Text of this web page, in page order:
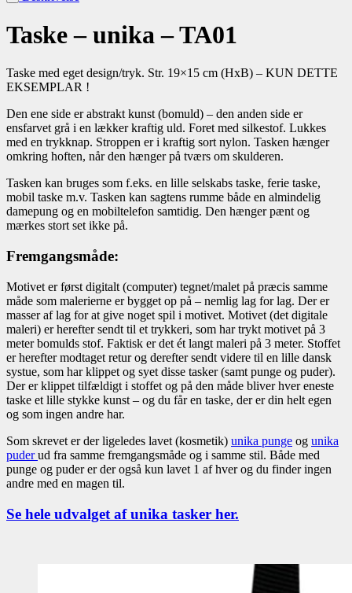
Taske – unika – TA01
Taske med eget design/tryk. Str. 19×15 cm (HxB) – KUN DETTE
EKSEMPLAR !
Den ene side er abstrakt kunst (bomuld) – den anden side er
ensfarvet grå i en lækker kraftig uld. Foret med silkestof. Lukkes
med en trykknap. Stroppen er i kraftig sort nylon. Tasken hænger
omkring hoften, når den hænger på tværs om skulderen.
Tasken kan bruges som f.eks. en lille selskabs taske, ferie taske,
mobil taske m.v. Tasken kan sagtens rumme både en almindelig
damepung og en mobiltelefon samtidig. Den hænger pænt og
mærkes stort set ikke på.
Fremgangsmåde:
Motivet er først digitalt (computer) tegnet/malet på præcis samme
måde som malerierne er bygget op på – nemlig lag for lag. Der er
masser af lag for at give noget spil i motivet. Motivet (det digitale
maleri) er herefter sendt til et trykkeri, som har trykt motivet på 3
meter bomulds stof. Faktisk er det ét langt maleri på 3 meter. Stoffet
er herefter modtaget retur og derefter sendt videre til en lille dansk
systue, som har klippet og syet disse tasker (samt punge og puder).
Der er klippet tilfældigt i stoffet og på den måde bliver hver eneste
taske et lille stykke kunst – og du får en taske, der er din helt egen
og som ingen andre har.
Som skrevet er der ligeledes lavet (kosmetik) unika punge og unika
puderud fra samme fremgangsmåde og i samme stil. Både med
punge og puder er der også kun lavet 1 af hver og du finder ingen
andre med en magen til.
Se hele udvalget af unika tasker her.